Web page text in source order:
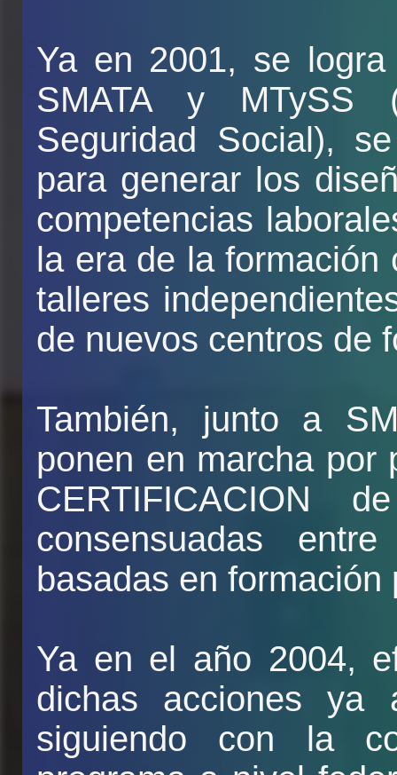
Ya en 2001, se
SMATA y MTySS
Seguridad Social),
para generar los
competencias
la era de la formación
talleres
de nuevos centros de
También, junto a
ponen en marcha por
CERTIFICACION
consensuadas
basadas en formación
Ya en el año 2004,
dichas acciones ya
siguiendo con la